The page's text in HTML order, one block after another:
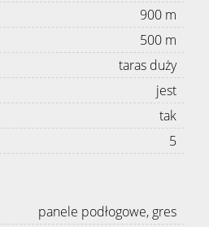
900 m
500 m
taras duży
jest
tak
5
panele podłogowe, gres